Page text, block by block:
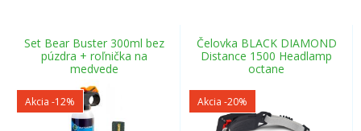
Set Bear Buster 300ml bez
púzdra + roľnička na
medvede
Akcia -12%
Čelovka BLACK DIAMOND
Distance 1500 Headlamp
octane
Akcia -20%